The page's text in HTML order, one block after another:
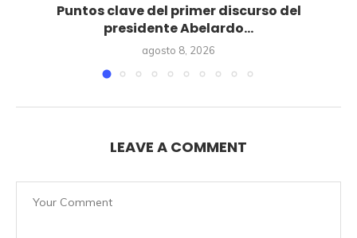
Puntos clave del primer discurso del
presidente Abelardo...
agosto 8, 2026
LEAVE A COMMENT